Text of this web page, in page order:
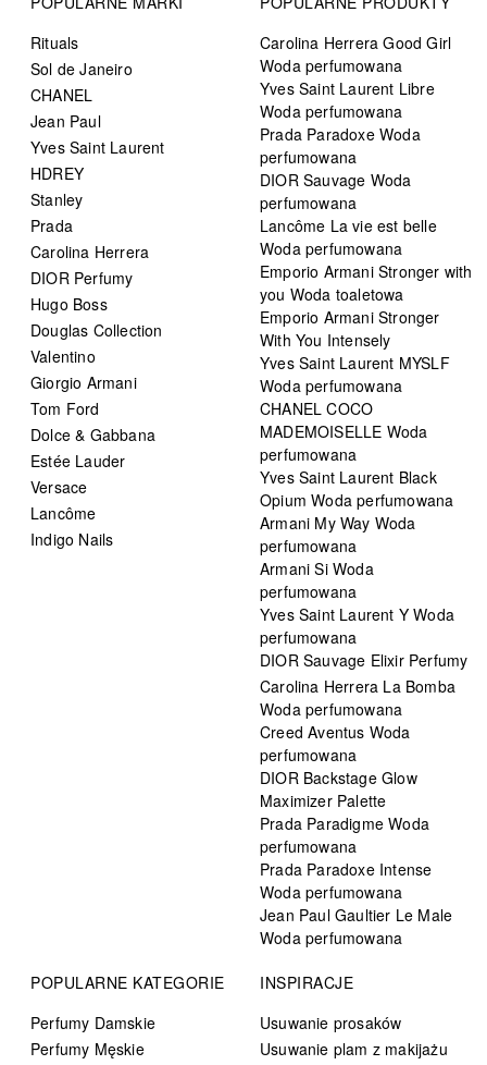
Rituals
Sol de Janeiro
CHANEL
Jean Paul
Yves Saint Laurent
HDREY
Stanley
Prada
Carolina Herrera
DIOR Perfumy
Hugo Boss
Douglas Collection
Valentino
Giorgio Armani
Tom Ford
Dolce & Gabbana
Estée Lauder
Versace
Lancôme
Indigo Nails
Carolina Herrera Good Girl
Woda perfumowana
Yves Saint Laurent Libre
Woda perfumowana
Prada Paradoxe Woda
perfumowana
DIOR Sauvage Woda
perfumowana
Lancôme La vie est belle
Woda perfumowana
Emporio Armani Stronger with
you Woda toaletowa
Emporio Armani Stronger
With You Intensely
Yves Saint Laurent MYSLF
Woda perfumowana
CHANEL COCO
MADEMOISELLE Woda
perfumowana
Yves Saint Laurent Black
Opium Woda perfumowana
Armani My Way Woda
perfumowana
Armani Si Woda
perfumowana
Yves Saint Laurent Y Woda
perfumowana
DIOR Sauvage Elixir Perfumy
Carolina Herrera La Bomba
Woda perfumowana
Creed Aventus Woda
perfumowana
DIOR Backstage Glow
Maximizer Palette
Prada Paradigme Woda
perfumowana
Prada Paradoxe Intense
Woda perfumowana
Jean Paul Gaultier Le Male
Woda perfumowana
POPULARNE KATEGORIE
Perfumy Damskie
Perfumy Męskie
INSPIRACJE
Usuwanie prosaków
Usuwanie plam z makijażu